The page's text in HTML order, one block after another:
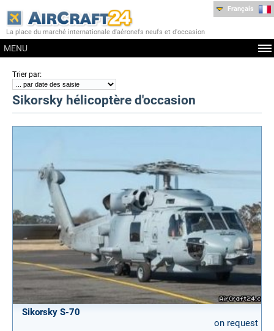
La place du marché internationale d'aéronefs neufs et d'occasion
MENU
Français
Trier par:
Sikorsky hélicoptère d'occasion
Sikorsky S-70
on request